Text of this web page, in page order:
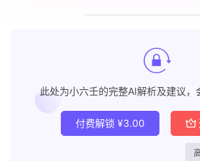
此处为小六壬的完整AI解析及建议，
付费解锁 ¥3.00